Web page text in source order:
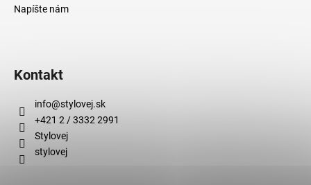
Napíšte nám
Kontakt
info@stylovej.sk
+421 2 / 3332 2991
Stylovej
stylovej